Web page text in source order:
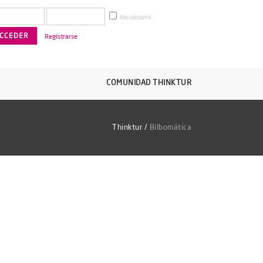
Recuérdame
Registrarse
COMUNIDAD THINKTUR
Thinktur / Bilbomática